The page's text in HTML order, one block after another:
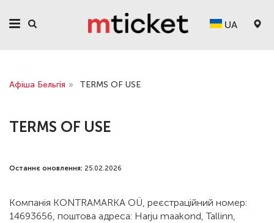
UA
Афіша Бельгія » TERMS OF USE
TERMS OF USE
Останнє оновлення: 25.02.2026
Компанія KONTRAMARKA OÜ, реєстраційний номер:
14693656, поштова адреса: Harju maakond, Tallinn,